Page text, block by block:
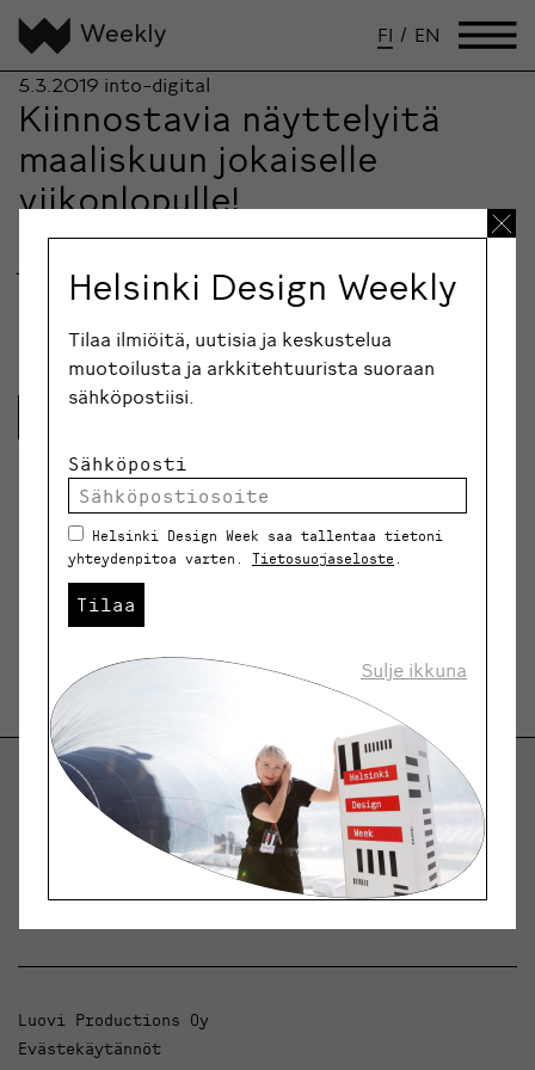
FI / EN
5.3.2019 into-digital
Kiinnostavia näyttelyitä
maaliskuun jokaiselle
viikonlopulle!
Helsingin näyttelykeväässä on on esillä akvarellejä
innoituksen saanutta taidetta sekä leijuva
Helsinki Design Weekly.
Keskustelua, uutisia ja ilmiöitä muotoilusta ja
arkkitehtuurista.
Luovi Productions Oy
Evästekäytännöt
Helsinki Design Weekly
Tilaa ilmiöitä, uutisia ja keskustelua
muotoilusta ja arkkitehtuurista suoraan
sähköpostiisi.
Sähköposti
Helsinki Design Week saa tallentaa tietoni
yhteydenpitoa varten. Tietosuojaseloste
Tilaa
Sulje ikkuna